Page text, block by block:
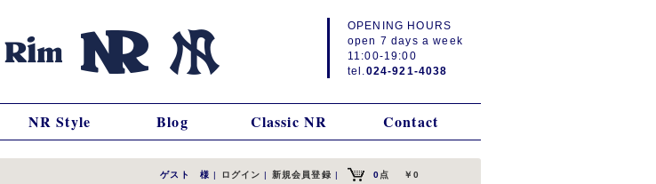
OPENING HOURS
open 7 days a week
11:00-19:00
tel. 024-921-4038
NR Style Blog Classic NR Contact
ゲスト 様 | ログイン | 新規会員登録 | 0点 ￥0